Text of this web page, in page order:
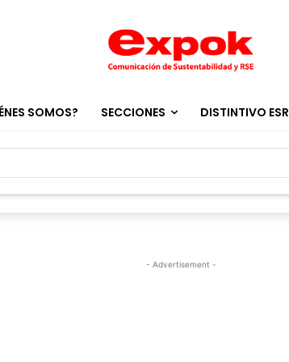
SOMOS? SECCIONES DISTINTIVO ESR
- Advertisement -